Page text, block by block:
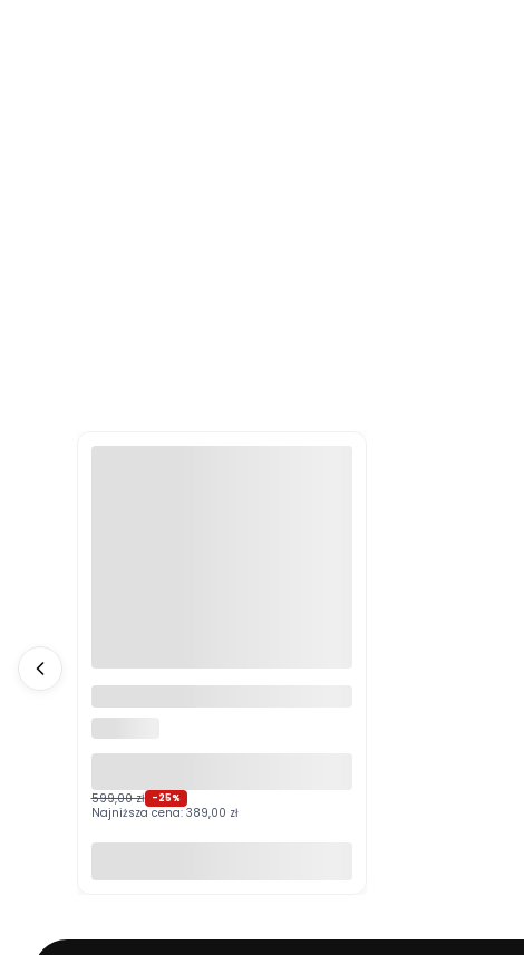
Logitech MX Master 4
Grafitowy PROMOCJA
599,00 zł -25%
Najniższa cena: 389,00 zł